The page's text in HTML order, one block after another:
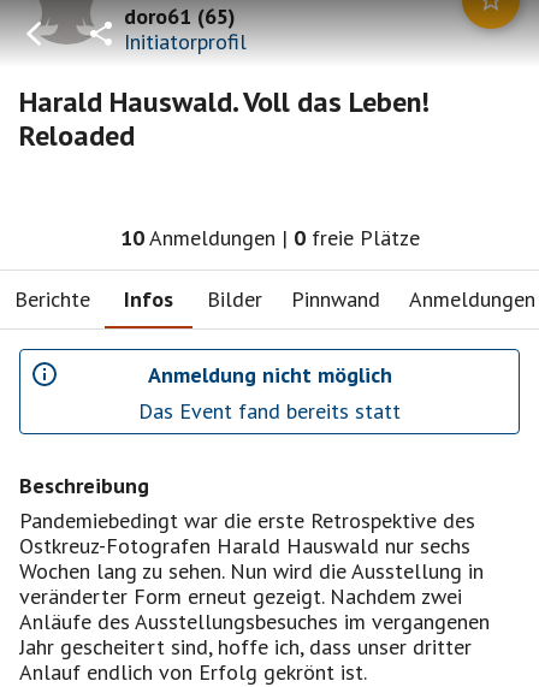
doro61(65)
Initiatorprofil
Harald Hauswald. Voll das Leben!
Reloaded
10Anmeldungen | 0 freie Plätze
Berichte Infos Bilder Pinnwand Anmeldungen
Anmeldung nicht möglich
Das Event fand bereits statt
Beschreibung
Pandemiebedingt war die erste Retrospektive des
Ostkreuz-Fotografen Harald Hauswald nur sechs
Wochen lang zu sehen. Nun wird die Ausstellung in
veränderter Form erneut gezeigt. Nachdem zwei
Anläufe des Ausstellungsbesuches im vergangenen
Jahr gescheitert sind, hoffe ich, dass unser dritter
Anlauf endlich von Erfolg gekrönt ist.